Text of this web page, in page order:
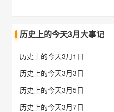
历史上的今天3月大事记
历史上的今天3月1日
历史上的今天3月3日
历史上的今天3月5日
历史上的今天3月7日